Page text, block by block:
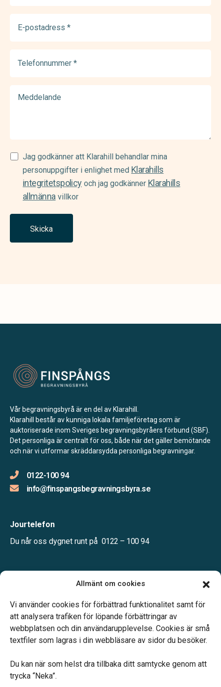
Allmänt om cookies
Vi använder cookies för förbättrad funktionalitet samt för
att analysera trafiken för löpande förbättringar av
webbplatsen och din användarupplevelse. Cookies är små
textfiler som lagras i din webbläsare av sidor du besöker.
Du kan när som helst dra tillbaka ditt samtycke genom att
trycka “Neka”.
postadress
(Required)
Samtycke
(Required)
Jag godkänner att Klarahill behandlar mina
personuppgifter i enlighet med Klarahills
integritetspolicyoch jag godkänner Klarahills
allmännavillkor
Skicka
Vår begravningsbyrå är en del av Klarahill.
Klarahill består av kunniga lokala familjeföretag som är
auktoriserade inom Sveriges begravningsbyråers förbund (SBF).
Det personliga är centralt för oss, både när det gäller bemötande
och när vi utformar skräddarsydda personliga begravningar.
0122-100 94
info@finspangsbegravningsbyra.se
Jourtelefon
Du når oss dygnet runt på 0122 – 100 94
Telefonjour dygnet runt.
Vårt systerbolag Verahill hjälper dig med familjejuridiken –